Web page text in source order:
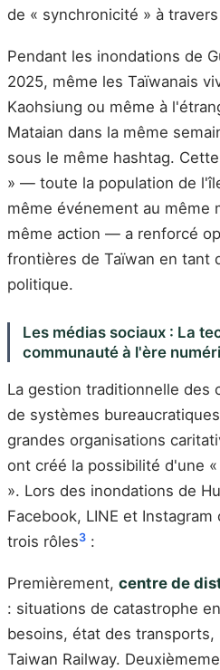
de « synchronicité » à
Pendant les inondations de
2025, même les Taïwanais
Kaohsiung ou même à
Mataian dans la même
sous le même hashtag.
» — toute la population de
même événement au même
même action — a renforcé
frontières de Taïwan en tant
politique.
Les médias sociaux : La
communauté à l'ère
La gestion traditionnelle des
de systèmes
grandes organisations
ont créé la possibilité d'une
». Lors des inondations de
Facebook, LINE et
trois rôles3 :
Premièrement, centre de
: situations de catastrophe
besoins, état des transports,
Taiwan Railway.